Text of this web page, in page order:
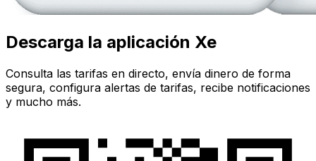
Descarga la aplicación Xe
Consulta las tarifas en directo, envía dinero de forma
segura, configura alertas de tarifas, recibe notificaciones
y mucho más.